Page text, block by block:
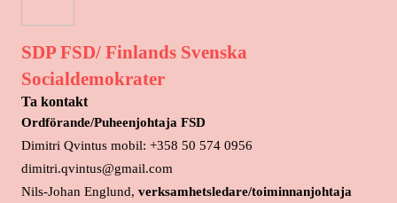
SDP FSD/ Finlands Svenska
Socialdemokrater
Ta kontakt
Ordförande/Puheenjohtaja FSD
Dimitri Qvintus mobil: +358 50 574 0956
dimitri.qvintus@gmail.com
Nils-Johan Englund, verksamhetsledare/toiminnanjohtaja